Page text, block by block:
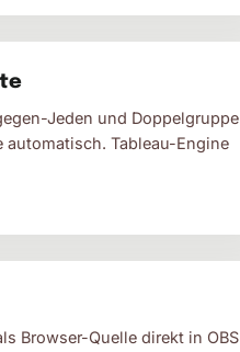
Jeden und Doppelgruppe
automatisch. Tableau-Engine
Browser-Quelle direkt in OBS